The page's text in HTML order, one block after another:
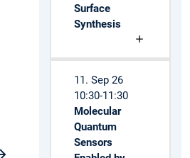
Surface
Synthesis
11. Sep 26
10:30-11:30
Molecular
Quantum
Sensors